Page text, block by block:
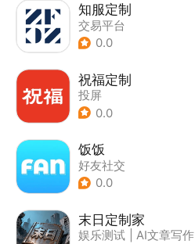
知服定制
交易平台
0.0
祝福定制
投屏
0.0
饭饭
好友社交
0.0
末日定制家
娱乐测试
AI文章写作